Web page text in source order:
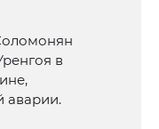
в
аварии.